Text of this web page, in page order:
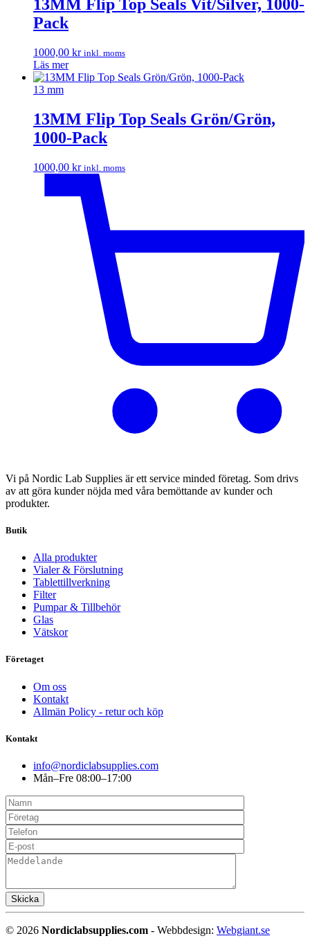
13MM Flip Top Seals Vit/Silver, 1000-
Pack
1000,00 kr inkl. moms
Läs mer
13 mm
13MM Flip Top Seals Grön/Grön,
1000-Pack
1000,00 kr inkl. moms
Vi på Nordic Lab Supplies är ett service minded företag. Som drivs
av att göra kunder nöjda med våra bemöttande av kunder och
produkter.
Butik
Alla produkter
Vialer & Förslutning
Tablettillverkning
Filter
Pumpar & Tillbehör
Glas
Vätskor
Företaget
Om oss
Kontakt
Allmän Policy - retur och köp
Kontakt
info@nordiclabsupplies.com
Mån–Fre 08:00–17:00
© 2026 Nordiclabsupplies.com - Webbdesign: Webgiant.se